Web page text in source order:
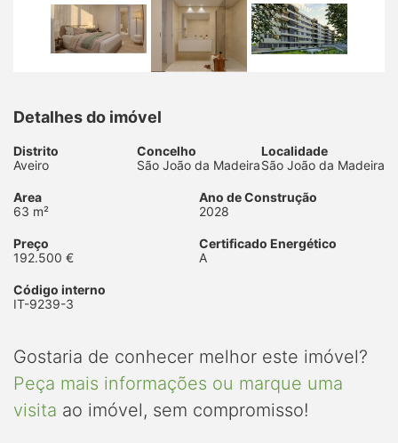
Detalhes do imóvel
Distrito
Aveiro
Concelho
São João da Madeira
Localidade
São João da Madeira
Area
63 m²
Ano de Construção
2028
Preço
192.500 €
Certificado Energético
A
Código interno
IT-9239-3
Gostaria de conhecer melhor este imóvel?
Peça mais informações ou marque uma
visita ao imóvel, sem compromisso!